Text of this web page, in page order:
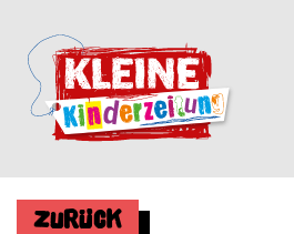
Zurück